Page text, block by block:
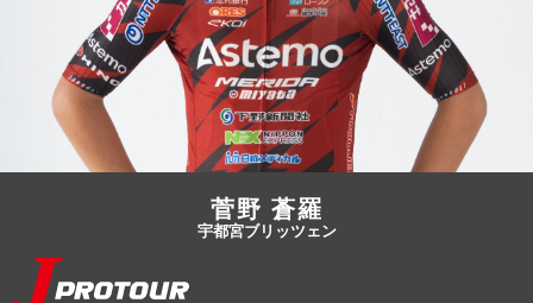
JBCF ROAD SERIESとは
菅野 蒼羅
宇都宮ブリッツェン